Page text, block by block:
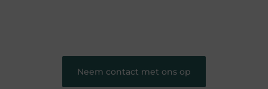
Neem contact met ons op